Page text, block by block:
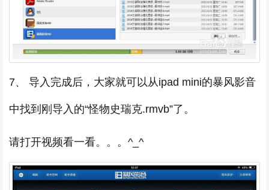
7、 导入完成后，大家就可以从ipad mini的暴风影音
中找到刚导入的“怪物史瑞克.rmvb”了。
请打开视频看一看。。。^_^